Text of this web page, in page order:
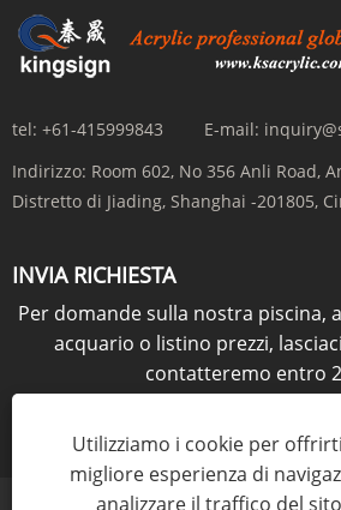
tel: +61-415999843 E-mail:
Indirizzo: Room 602, No 356 Anli Road,
Distretto di Jiading, Shanghai -201805,
INVIA RICHIESTA
Per domande sulla nostra piscina,
acquario o listino prezzi,
contatteremo entro
Utilizziamo i cookie per
migliore esperienza di
analizzare il traffico del